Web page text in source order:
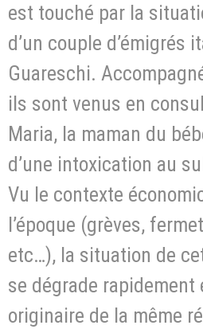
est touché par la
d’un couple d’émigrés
Guareschi.
ils sont venus en
Maria, la maman du
d’une intoxication au
Vu le contexte
l’époque (grèves,
etc…), la situation de
se dégrade rapidement
originaire de la même